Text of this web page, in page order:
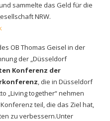
sammelte das Geld für die
NRW.
OB Thomas Geisel in der
der „Düsseldorf
Konferenz der
, die in Düsseldorf
„Living together“ nehmen
teil, die das Ziel hat,
zu verbessern.Unter